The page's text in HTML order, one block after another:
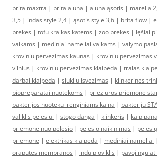
brita maxtra | brita aluna | aluna ąsotis | marella
3,5 | indas style 2,4 | ąsotis style 3,6 | brita flow |
prekes | tofu kraikas katėms | zoo prekes | lęšiai
vaikams | mediniai nameliai vaikams | valymo
kroviniu pervezimas kaunas | kroviniu pervezimas
vilnius | kroviniu pervezimas klaipeda | tralas
darbai klaipeda | siukliu isvezimas | klinkerines
biopreparatai nuotekoms | prieziuros priemone
bakterijos nuoteku irenginiams kaina | bakteriju
valiklis pelesiui | stogo danga | klinkeris | kaip
priemone nuo pelesio | pelesio naikinimas |
priemone | elektrikas klaipeda | mediniai nameliai
oraputes membranos | indu ploviklis | pavojingu